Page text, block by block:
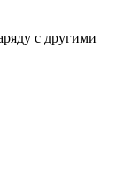
с другими